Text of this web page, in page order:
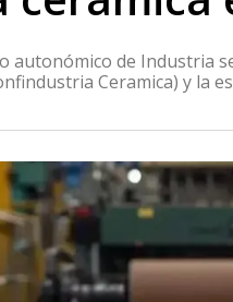
autonómico de Industria
Ceramica) y la